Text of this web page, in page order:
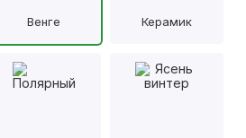
Венге Керамик